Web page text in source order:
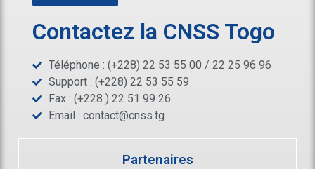
Contactez la CNSS Togo
Téléphone : (+228) 22 53 55 00 / 22 25 96 96
Support : (+228) 22 53 55 59
Fax : (+228 ) 22 51 99 26
Email : contact@cnss.tg
Partenaires